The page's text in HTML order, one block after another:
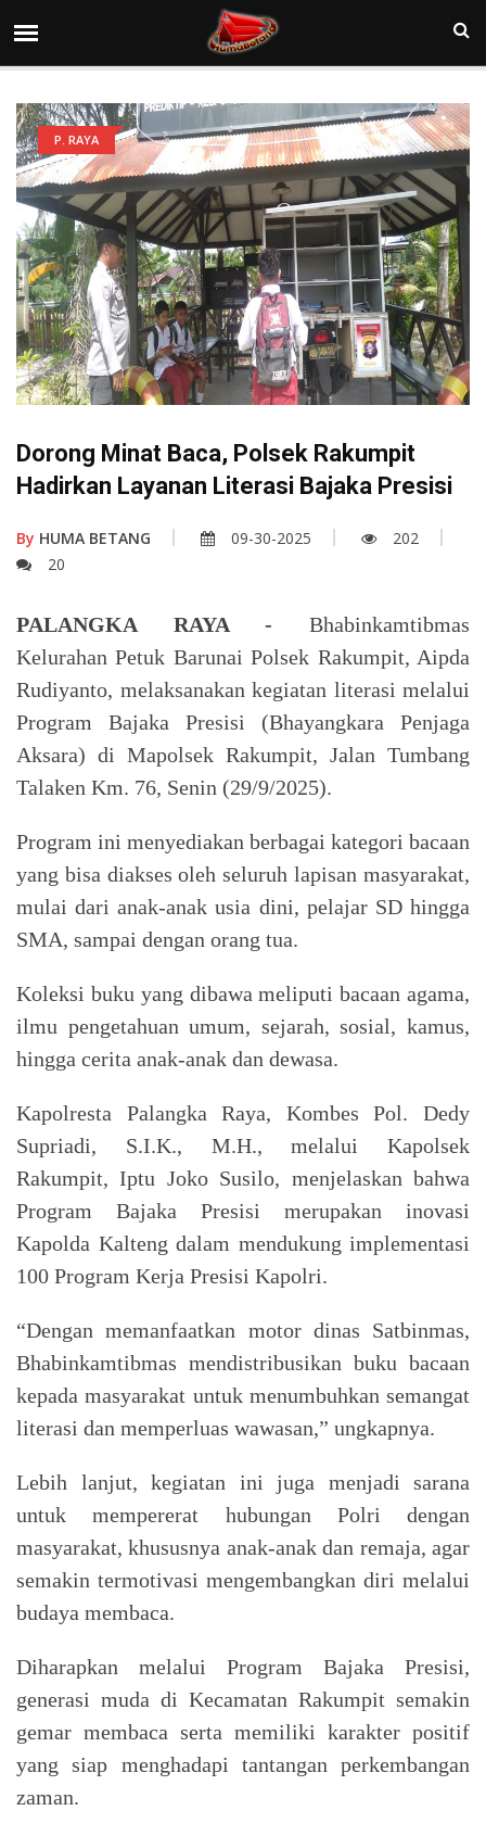
P. RAYA
Dorong Minat Baca, Polsek Rakumpit
Hadirkan Layanan Literasi Bajaka Presisi
By HUMA BETANG 09-30-2025
202
20
PALANGKA RAYA - Bhabinkamtibmas
Kelurahan Petuk Barunai Polsek Rakumpit, Aipda
Rudiyanto, melaksanakan kegiatan literasi melalui
Program Bajaka Presisi (Bhayangkara Penjaga
Aksara) di Mapolsek Rakumpit, Jalan Tumbang
Talaken Km. 76, Senin (29/9/2025).
Program ini menyediakan berbagai kategori bacaan
yang bisa diakses oleh seluruh lapisan masyarakat,
mulai dari anak-anak usia dini, pelajar SD hingga
SMA, sampai dengan orang tua.
Koleksi buku yang dibawa meliputi bacaan agama,
ilmu pengetahuan umum, sejarah, sosial, kamus,
hingga cerita anak-anak dan dewasa.
Kapolresta Palangka Raya, Kombes Pol. Dedy
Supriadi, S.I.K., M.H., melalui Kapolsek
Rakumpit, Iptu Joko Susilo, menjelaskan bahwa
Program Bajaka Presisi merupakan inovasi
Kapolda Kalteng dalam mendukung implementasi
100 Program Kerja Presisi Kapolri.
“Dengan memanfaatkan motor dinas Satbinmas,
Bhabinkamtibmas mendistribusikan buku bacaan
kepada masyarakat untuk menumbuhkan semangat
literasi dan memperluas wawasan,” ungkapnya.
Lebih lanjut, kegiatan ini juga menjadi sarana
untuk mempererat hubungan Polri dengan
masyarakat, khususnya anak-anak dan remaja, agar
semakin termotivasi mengembangkan diri melalui
budaya membaca.
Diharapkan melalui Program Bajaka Presisi,
generasi muda di Kecamatan Rakumpit semakin
gemar membaca serta memiliki karakter positif
yang siap menghadapi tantangan perkembangan
zaman.